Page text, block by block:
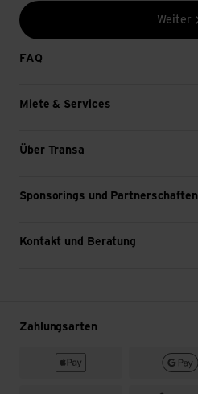
Weiter
FAQ
Miete & Services
Über Transa
Sponsorings und Partnerschaften
Kontakt und Beratung
Zahlungsarten